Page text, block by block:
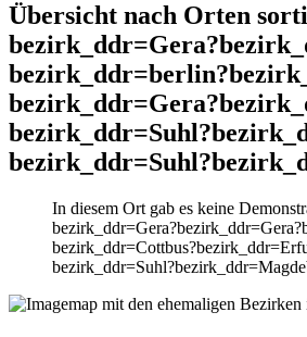
Übersicht nach Orten
In diesem Ort gab es keine